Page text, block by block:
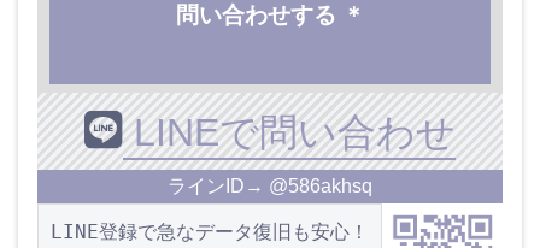
問い合わせする ＊
LINEで問い合わせ
ラインID→ @586akhsq
LINE登録で急なデータ復旧も安心！